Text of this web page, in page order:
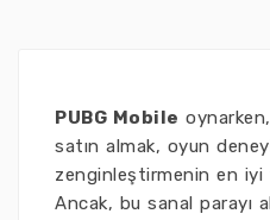
PUBG Mobile oynarken,
satın almak, oyun
zenginleştirmenin en iyi
Ancak, bu sanal parayı